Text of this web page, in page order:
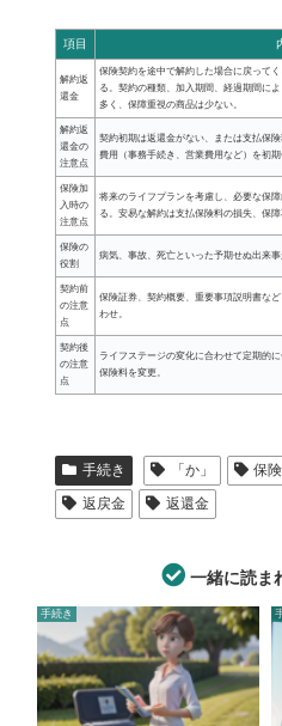
項目
解約返
還金
保険契約を途中で解約した場合に戻って
る。契約の種類、加入期間、経過期間に
多く、保障重視の商品は少ない。
解約返
還金の
注意点
契約初期は返還金がない、または支払保
費用（事務手続き、営業費用など）を初期
保険加
入時の
注意点
将来のライフプランを考慮し、必要な保
る。安易な解約は支払保険料の損失、保
保険の
役割
病気、事故、死亡といった予期せぬ出来
契約前
の注意
点
保険証券、契約概要、重要事項説明書な
わせ。
契約後
の注意
点
ライフステージの変化に合わせて定期的
保険料を変更。
手続き 「か」 保
返戻金
返還金
一緒に読ま
手続き